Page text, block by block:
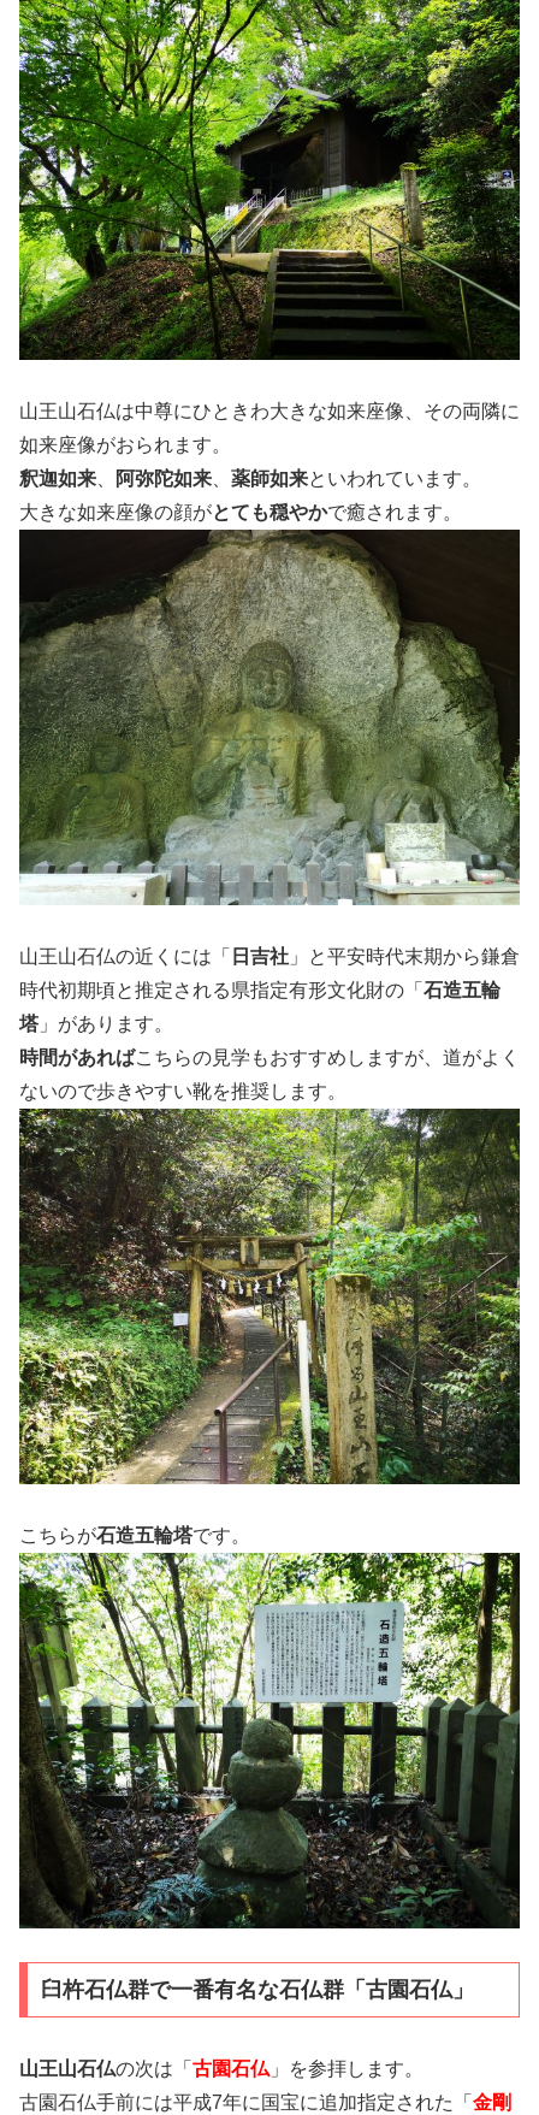
山王山石仏は中尊にひときわ大きな如来座像、その両隣に
如来座像がおられます。
釈迦如来
阿弥陀如来 薬師如来といわれています。
大きな如来座像の顔がとても穏やかで癒されます。
山王山石仏の近くには「 日吉社 」と平安時代末期から鎌倉
時代初期頃と推定される県指定有形文化財の「 石造五輪
塔」があります。
時間があればこちらの見学もおすすめしますが、道がよく
ないので歩きやすい靴を推奨します。
こちらが石造五輪塔です。
臼杵石仏群で一番有名な石仏群「古園石仏」
山王山石仏の次は「 古園石仏 」を参拝します。
古園石仏手前には平成7年に国宝に追加指定された「 金剛